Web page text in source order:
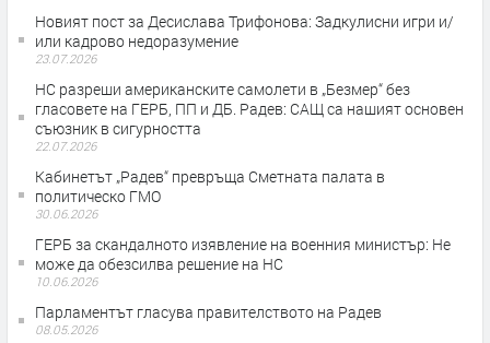
Новият пост за Десислава Трифонова: Задкулисни игри и/
или кадрово недоразумение
23.07.2026
НС разреши американските самолети в „Безмер“ без
гласовете на ГЕРБ, ПП и ДБ. Радев: САЩ са нашият основен
съюзник в сигурността
22.07.2026
Кабинетът „Радев“ превръща Сметната палата в
политическо ГМО
30.06.2026
ГЕРБ за скандалното изявление на военния министър: Не
може да обезсилва решение на НС
10.06.2026
Парламентът гласува правителството на Радев
08.05.2026